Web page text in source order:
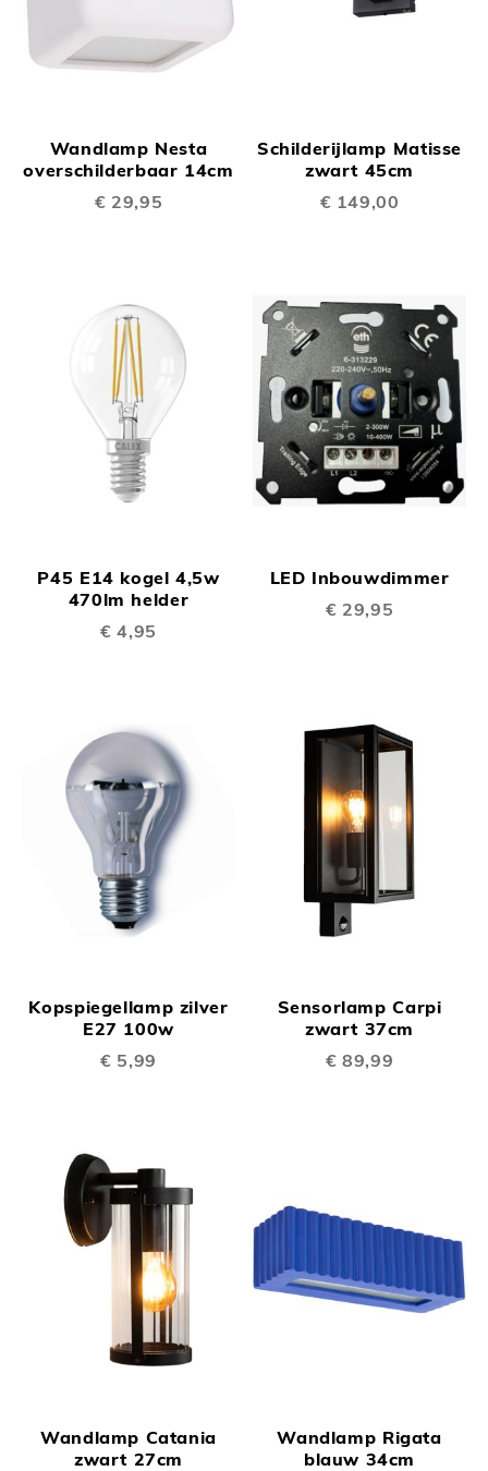
Wandlamp Nesta
overschilderbaar 14cm
€ 29,95
Schilderijlamp Matisse
zwart 45cm
€ 149,00
P45 E14 kogel 4,5w
470lm helder
€ 4,95
LED Inbouwdimmer
€ 29,95
Kopspiegellamp zilver
E27 100w
€ 5,99
Sensorlamp Carpi
zwart 37cm
€ 89,99
Wandlamp Catania
zwart 27cm
Wandlamp Rigata
blauw 34cm